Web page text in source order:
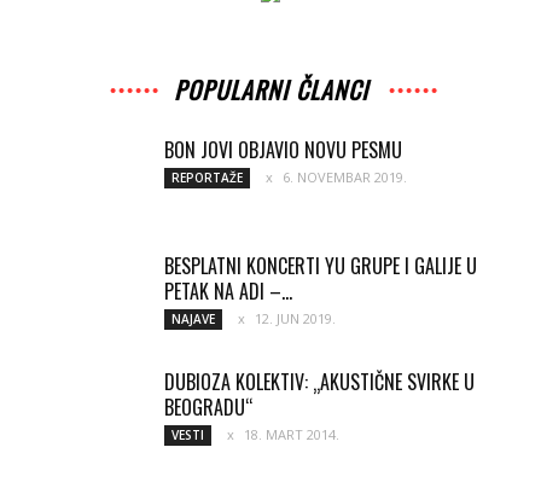
POPULARNI ČLANCI
BON JOVI OBJAVIO NOVU PESMU
REPORTAŽE 6. NOVEMBAR 2019.
BESPLATNI KONCERTI YU GRUPE I GALIJE U
PETAK NA ADI –...
NAJAVE 12. JUN 2019.
DUBIOZA KOLEKTIV: „AKUSTIČNE SVIRKE U
BEOGRADU“
VESTI 18. MART 2014.